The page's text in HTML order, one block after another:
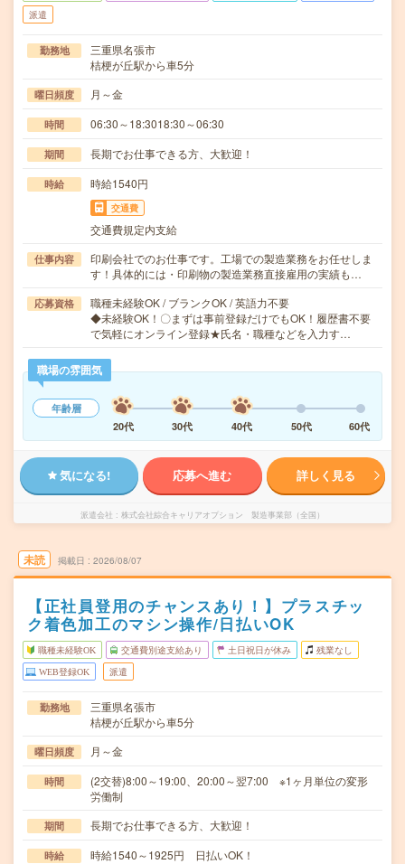
派遣
勤務地
三重県名張市
桔梗が丘駅から車5分
曜日頻度 月～金
時間 06:30～18:3018:30～06:30
期間 長期でお仕事できる方、大歓迎！
時給 時給1540円
交通費
交通費規定内支給
仕事内容
印刷会社でのお仕事です。工場での製造業務をお任せしま
す！具体的には・印刷物の製造業務直接雇用の実績も…
応募資格
職種未経験OK / ブランクOK / 英語力不要
◆未経験OK！〇まずは事前登録だけでもOK！履歴書不要
で気軽にオンライン登録★氏名・職種などを入力す…
職場の雰囲気
年齢層
20代
30代 40代 50代 60代
気になる! 応募へ進む 詳しく見る
派遣会社 株式会社綜合キャリアオプション 製造事業部（全国）
未読 掲載日 2026/08/07
【正社員登用のチャンスあり！】プラスチッ
ク着色加工のマシン操作/日払いOK
職種未経験OK 交通費別途支給あり 土日祝日が休み 残業なし
WEB登録OK 派遣
勤務地
三重県名張市
桔梗が丘駅から車5分
曜日頻度 月～金
時間
(2交替)8:00～19:00、20:00～翌7:00 ※1ヶ月単位の変形
労働制
期間 長期でお仕事できる方、大歓迎！
時給 時給1540～1925円 日払いOK！